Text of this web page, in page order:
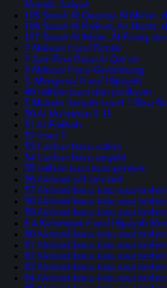
Metode Jariyah
115 Surah Al Quraisy, Al Ma’un,
116 Surah Al Kafirun, An Nashr,
117 Surah Al Ikhlas, Al Falaq,
2 Aktivasi Huruf Berdiri
2 Jam Bisa Baca Al Qur’an
3 Aktivasi Huruf Gelombang
3. Mengenal Huruf Hijaiyah
49 latihan baca dan penilaian
5 Metode Jariyah Level 1 Bisa
50 Al Mu’minun 1-11
51 Al Fatihah
52 level 2
53 Latihan baca sukun
54 Latihan baca tasydid
55 latihan baca kata pendek
56 Aktivasi alif lam tarif
57 Aktivasi baca kata saat
58 Aktivasi baca kata saat
59 Aktivasi baca kata saat
6 4 Kelompok Huruf Hijaiyah
60 Aktivasi baca kata saat
61 Aktivasi baca kata saat
62 Aktivasi baca kata saat
63 Aktivasi baca kata saat
64 Aktivasi baca kata saat